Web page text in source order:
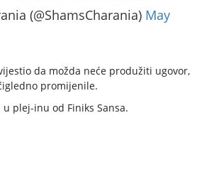
(@ShamsCharania) May
da možda neće produžiti ugovor,
promijenile.
plej-inu od Finiks Sansa.